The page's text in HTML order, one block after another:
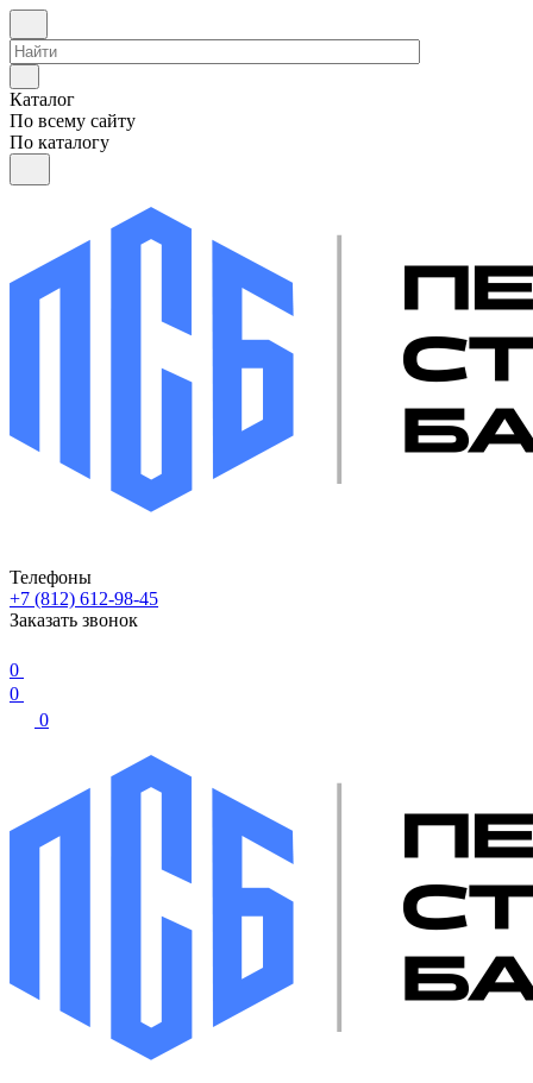
Каталог
По всему сайту
По каталогу
Телефоны
+7 (812) 612-98-45
Заказать звонок
0
0
0